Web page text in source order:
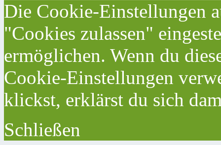
Die Cookie-Einstellungen
"Cookies zulassen"
ermöglichen. Wenn du
Cookie-Einstellungen
klickst, erklärst du sich
Schließen